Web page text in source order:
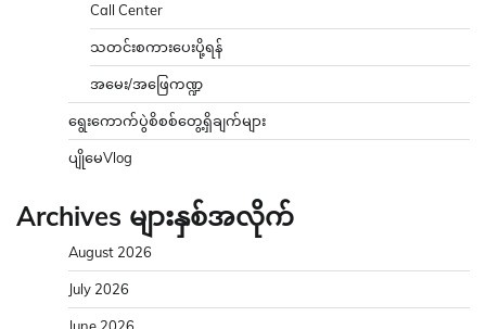
Call Center
သတင်းစကားပေးပို့ရန်
အမေး/အဖြေကဏ္ဍ
ရွေးကောက်ပွဲစိစစ်တွေ့ရှိချက်များ
ပျိုမေVlog
Archives များနှစ်အလိုက်
August 2026
July 2026